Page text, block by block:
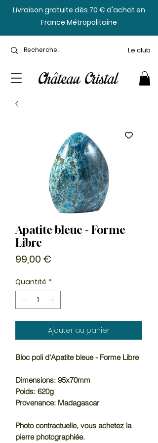
​Livraison gratuite dès 70 € d'achat en
France Métropolitaine
Le club
Apatite bleue - Forme
Libre
99,00 €
Quantité *
Ajouter au panier
Bloc poli d'Apatite bleue - Forme Libre
Dimensions: 95x70mm
Poids: 620g
Provenance: Madagascar
Photo contractuelle, vous achetez la
pierre photographiée.